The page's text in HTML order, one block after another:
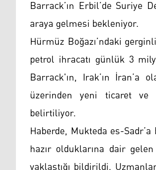
Barrack’ın Erbil’de Suriye
araya gelmesi bekleniyor.
Hürmüz Boğazı’ndaki
petrol ihracatı günlük 3
Barrack'ın, Irak’ın İran’a
üzerinden yeni ticaret ve
belirtiliyor.
Haberde, Mukteda es-
hazır olduklarına dair